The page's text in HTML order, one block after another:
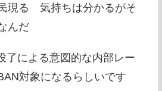
現る 気持ちは分かるがそ
んだ
了による意図的な内部レー
対象になるらしいです